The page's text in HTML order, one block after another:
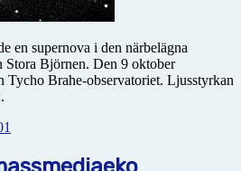
en supernova i den närbelägna
Stora Björnen. Den 9 oktober
Tycho Brahe-observatoriet. Ljusstyrkan